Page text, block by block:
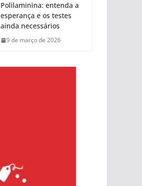
Polilaminina: entenda a
esperança e os testes
ainda necessários
9 de março de 2026